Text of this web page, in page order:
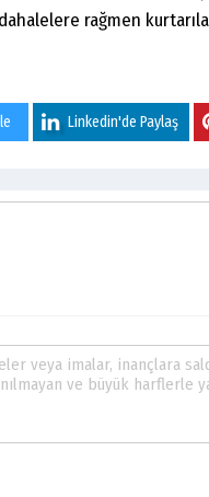
rağmen
Linkedin'de Paylaş